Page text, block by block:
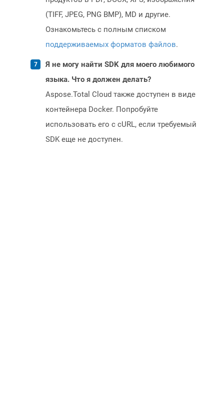
(TIFF, JPEG, PNG BMP), MD и другие.
Ознакомьтесь с полным списком
поддерживаемых форматов файлов.
Я не могу найти SDK для моего любимого
языка. Что я должен делать?
Aspose.Total Cloud также доступен в виде
контейнера Docker. Попробуйте
использовать его с cURL, если требуемый
SDK еще не доступен.